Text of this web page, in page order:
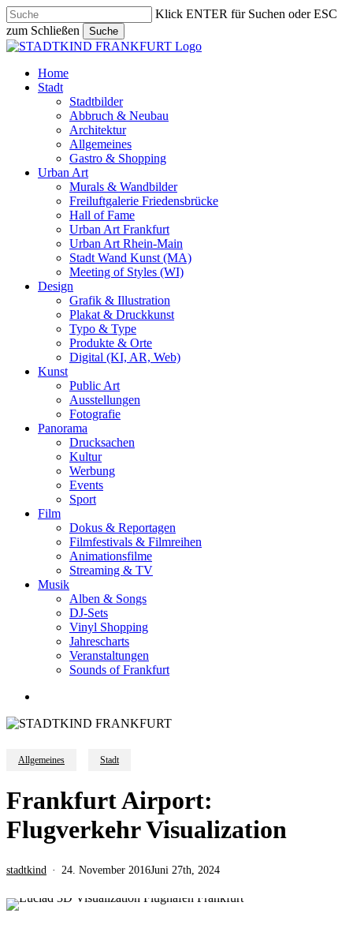
Skip
to
main
content
Klick ENTER für Suchen oder ESC
zum Schließen
Suche
Close
search
Menu
Home
Stadt
Stadtbilder
Abbruch & Neubau
Architektur
Allgemeines
Gastro & Shopping
Urban Art
Murals & Wandbilder
Freiluftgalerie Friedensbrücke
Hall of Fame
Urban Art Frankfurt
Urban Art Rhein-Main
Stadt Wand Kunst (MA)
Meeting of Styles (WI)
Design
Grafik & Illustration
Plakat & Druckkunst
Typo & Type
Produkte & Orte
Digital (KI, AR, Web)
Kunst
Public Art
Ausstellungen
Fotografie
Panorama
Drucksachen
Kultur
Werbung
Events
Sport
Film
Dokus & Reportagen
Filmfestivals & Filmreihen
Animationsfilme
Streaming & TV
Musik
Alben & Songs
DJ-Sets
Vinyl Shopping
Jahrescharts
Veranstaltungen
Sounds of Frankfurt
Allgemeines Stadt
Frankfurt Airport:
Flugverkehr Visualization
stadtkind 24. November 2016Juni 27th, 2024